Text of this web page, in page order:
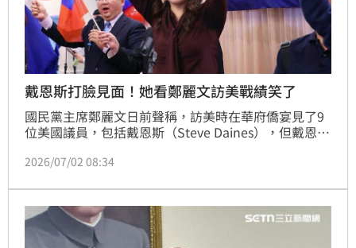
戴恩斯打臉見面！她看鄭麗文訪美戰績笑了
國民黨主席鄭麗文日前聲稱，訪美時在華府僑宴見了9
位美國議員，包括戴恩斯（Steve Daines），但戴恩斯
的幕僚，不是我本人」。對此，媒體人詹凌瑀見1反應
2026/07/02 08:34